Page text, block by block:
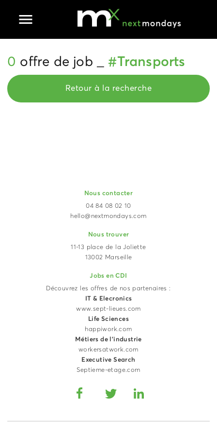
Ouvrir le menu principal
0 offre de job _ #Transports
Retour à la recherche
Nous contacter
04 84 08 02 10
hello@nextmondays.com
Nous trouver
11-13 place de la Joliette
13002 Marseille
Jobs en CDI
Découvrez les offres de nos partenaires :
IT & Elecronics
www.sept-lieues.com
Life Sciences
happiwork.com
Métiers de l'industrie
workersatwork.com
Executive Search
Septieme-etage.com